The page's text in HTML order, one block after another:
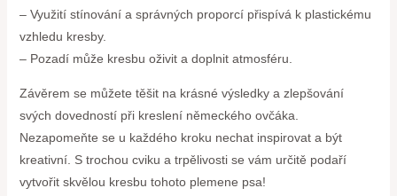
– Využití stínování a správných proporcí přispívá k plastickému
vzhledu kresby.
– Pozadí může kresbu oživit a doplnit atmosféru.
Závěrem se můžete těšit na krásné výsledky a zlepšování
svých dovedností při kreslení německého ovčáka.
Nezapomeňte se u každého kroku nechat inspirovat a být
kreativní. S trochou cviku a trpělivosti se vám určitě podaří
vytvořit skvělou kresbu tohoto plemene psa!